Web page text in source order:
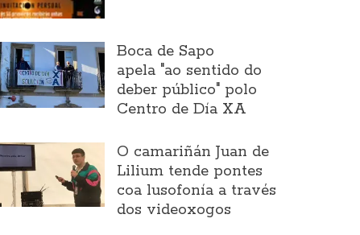
Boca de Sapo
apela "ao sentido do
deber público" polo
Centro de Día XA
O camariñán Juan de
Lilium tende pontes
coa lusofonía a través
dos videoxogos